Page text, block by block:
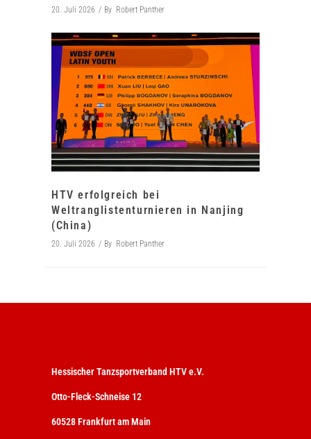
20. Juli 2026 By Robert Panther
HTV erfolgreich bei
Weltranglistenturnieren in Nanjing
(China)
20. Juli 2026 By Robert Panther
Hessischer Tanzsportverband HTV e.V.
Otto-Fleck-Schneise 12
60528 Frankfurt am Main